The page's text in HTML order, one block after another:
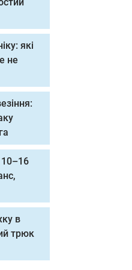
які
не
в
трюк